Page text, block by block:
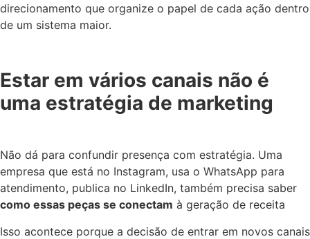
direcionamento que organize o papel de cada ação dentro
de um sistema maior.
Estar em vários canais não é
uma estratégia de marketing
Não dá para confundir presença com estratégia. Uma
empresa que está no Instagram, usa o WhatsApp para
atendimento, publica no LinkedIn, também precisa saber
como essas peças se conectam à geração de receita
Isso acontece porque a decisão de entrar em novos canais